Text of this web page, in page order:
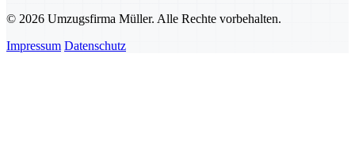
© 2026 Umzugsfirma Müller. Alle Rechte vorbehalten.
Impressum Datenschutz